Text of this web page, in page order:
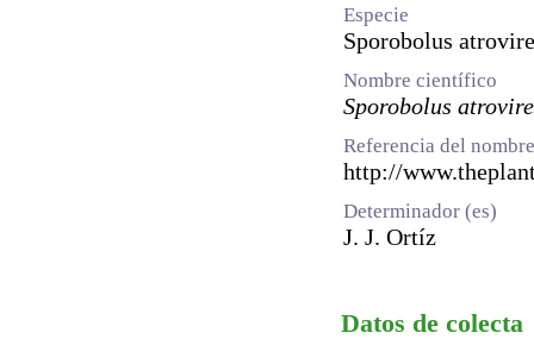
Especie
Sporobolus
Nombre científico
Sporobolus
Referencia del
http://
Determinador (es)
J. J. Ortíz
Datos de colecta